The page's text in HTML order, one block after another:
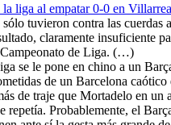
liga al empatar 0-0 en
tuvieron contra las
claramente insuficiente
Campeonato de Liga. (…)
se le pone en chino a un
de un Barcelona
de traje que Mortadelo en
Probablemente, el